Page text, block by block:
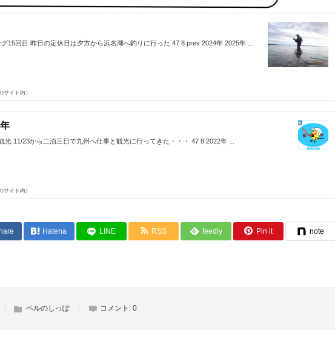
15回目 昨日の定休日は夕方から浜名湖へ釣りに行った 47 8 prev 2024年 2025年 ...
イト内）
光 11/23から二泊三日で九州へ仕事と観光に行ってきた・・・ 47 8 2022年 ...
イト内）
Hatena LINE RSS feedly Pin it note
ベルのしっぽ コメント: 0